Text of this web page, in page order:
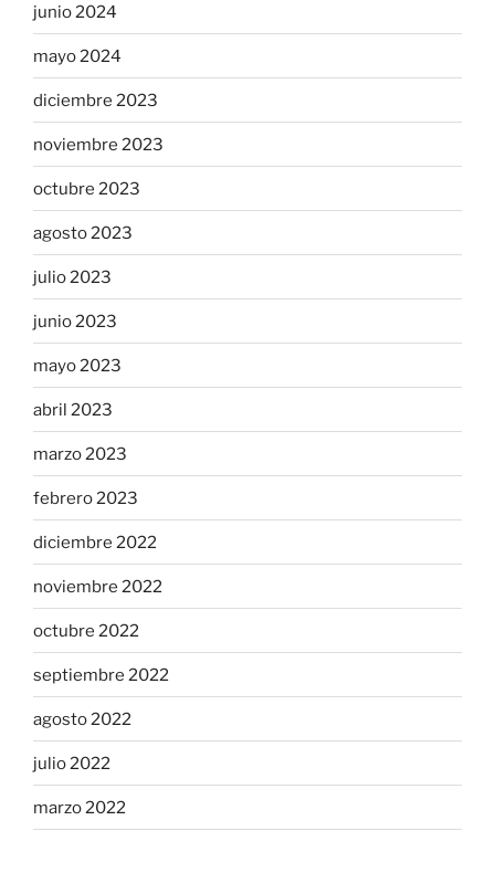
junio 2024
mayo 2024
diciembre 2023
noviembre 2023
octubre 2023
agosto 2023
julio 2023
junio 2023
mayo 2023
abril 2023
marzo 2023
febrero 2023
diciembre 2022
noviembre 2022
octubre 2022
septiembre 2022
agosto 2022
julio 2022
marzo 2022